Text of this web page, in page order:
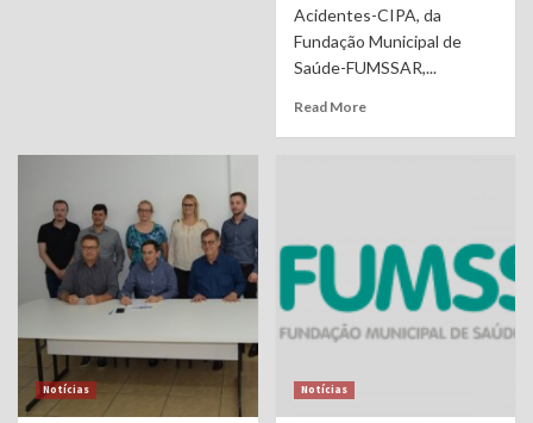
Acidentes-CIPA, da
Fundação Municipal de
Saúde-FUMSSAR,...
Read More
Notícias Notícias